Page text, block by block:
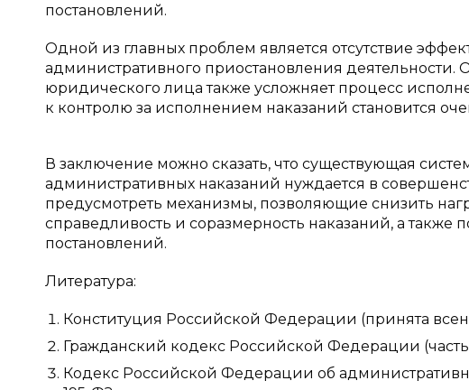
постановлений.
Одной из главных проблем является отсутствие
административного приостановления деятельности.
юридического лица также усложняет процесс
к контролю за исполнением наказаний становится
В заключение можно сказать, что существующая
административных наказаний нуждается в
предусмотреть механизмы, позволяющие снизить
справедливость и соразмерность наказаний, а
постановлений.
Литература:
Конституция Российской Федерации (принята
Гражданский кодекс Российской Федерации
Кодекс Российской Федерации об